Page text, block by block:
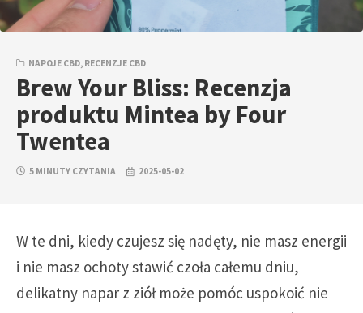
NAPOJE CBD, RECENZJE CBD
Brew Your Bliss: Recenzja
produktu Mintea by Four
Twentea
5 MINUTY CZYTANIA 2025-05-02
W te dni, kiedy czujesz się nadęty, nie masz energii
i nie masz ochoty stawić czoła całemu dniu,
delikatny napar z ziół może pomóc uspokoić nie